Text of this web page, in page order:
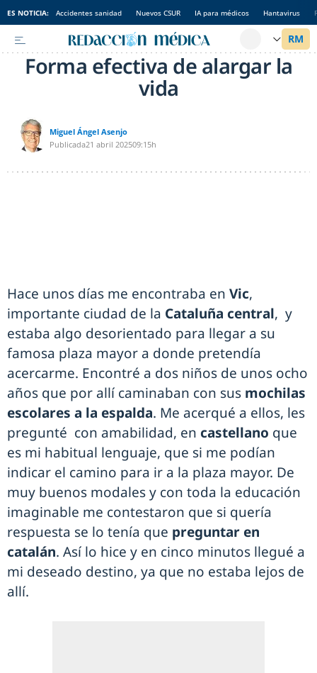
ES NOTICIA: Accidentes sanidad Nuevos CSUR IA para médicos Hantavirus
Forma efectiva de alargar la
vida
Miguel Ángel Asenjo
Publicada21 abril 202509:15h
Hace unos días me encontraba en Vic,
importante ciudad de la Cataluña central, y
estaba algo desorientado para llegar a su
famosa plaza mayor a donde pretendía
acercarme. Encontré a dos niños de unos ocho
años que por allí caminaban con sus mochilas
escolares a la espalda. Me acerqué a ellos, les
pregunté con amabilidad, en castellano que
es mi habitual lenguaje, que si me podían
indicar el camino para ir a la plaza mayor. De
muy buenos modales y con toda la educación
imaginable me contestaron que si quería
respuesta se lo tenía que preguntar en
catalán. Así lo hice y en cinco minutos llegué a
mi deseado destino, ya que no estaba lejos de
allí.